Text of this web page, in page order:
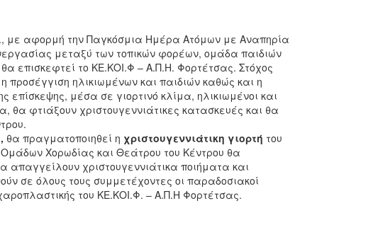
., με αφορμή την Παγκόσμια Ημέρα Ατόμων με Αναπηρία
μεταξύ των τοπικών φορέων, ομάδα παιδιών
επισκεφτεί το ΚΕ.ΚΟΙ.Φ – Α.Π.Η. Φορτέτσας. Στόχος
προσέγγιση ηλικιωμένων και παιδιών καθώς και η
μέσα σε γιορτινό κλίμα, ηλικιωμένοι και
φτιάξουν χριστουγεννιάτικες κατασκευές και θα
θα πραγματοποιηθεί η χριστουγεννιάτικη γιορτή του
Χορωδίας και Θεάτρου του Κέντρου θα
απαγγείλουν χριστουγεννιάτικα ποιήματα και
σε όλους τους συμμετέχοντες οι παραδοσιακοί
του ΚΕ.ΚΟΙ.Φ. – Α.Π.Η Φορτέτσας.